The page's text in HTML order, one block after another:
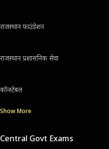
राजस्थान फाउंडेशन
राजस्थान प्रशासनिक सेवा
कॉन्स्टेबल
Show More
Central Govt Exams